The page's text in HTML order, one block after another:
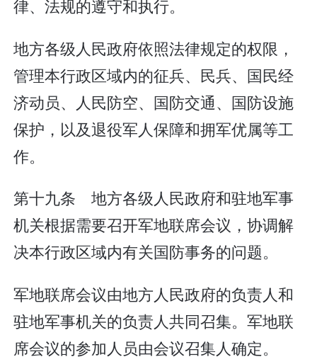
律、法规的遵守和执行。
地方各级人民政府依照法律规定的权限，
管理本行政区域内的征兵、民兵、国民经
济动员、人民防空、国防交通、国防设施
保护，以及退役军人保障和拥军优属等工
作。
第十九条 地方各级人民政府和驻地军事
机关根据需要召开军地联席会议，协调解
决本行政区域内有关国防事务的问题。
军地联席会议由地方人民政府的负责人和
驻地军事机关的负责人共同召集。军地联
席会议的参加人员由会议召集人确定。